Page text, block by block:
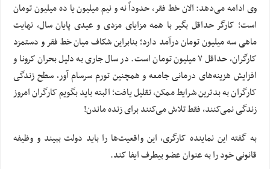
وی ادامه می‌دهد: الان خط فقر، حدوداً نه و نیم میلیون یا ده میلیون تومان
است؛ کارگر حداقل بگیر با همه مزایای مزدی و عیدی پایان سال، نهایت
ماهی سه میلیون تومان درآمد دارد؛ بنابراین شکاف میان خط فقر و دستمزد
کارگران، حداقل ۷ میلیون تومان است. در سال جاری به دلیل بحران کرونا و
افزایش هزینه‌های درمانی جامعه و همچنین تورم سرسام آور، سطح زندگی
کارگران به بدترین شرایط ممکن، تقلیل یافت؛ البته باید بگویم کارگران امروز
زندگی نمی‌کنند، فقط تلاش می‌کنند برای زنده ماندن!
به گفته این نماینده کارگری، این واقعیت‌ها را باید دولت ببیند و وظیفه
قانونی خود را به عنوان عضو بیطرف ایفا کند.